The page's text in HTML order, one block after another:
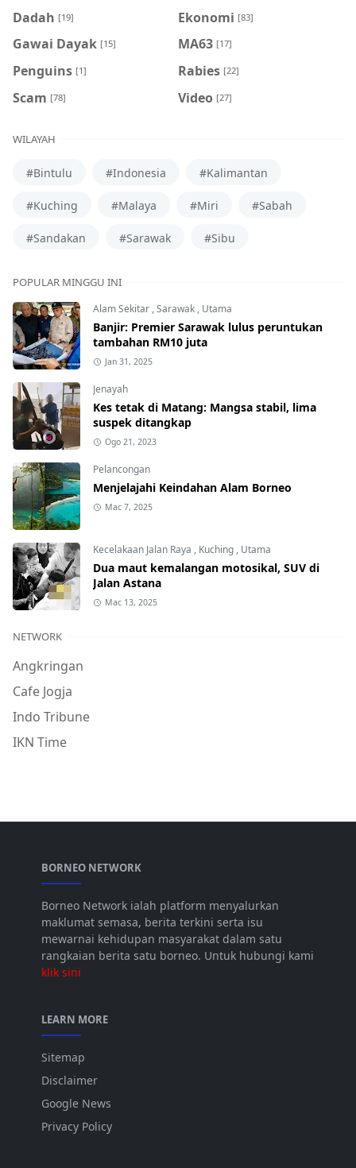
Dadah [19] Ekonomi [83]
Gawai Dayak [15] MA63 [17]
Penguins [1] Rabies [22]
Scam [78] Video [27]
WILAYAH
#Bintulu #Indonesia #Kalimantan
#Kuching #Malaya #Miri #Sabah
#Sandakan #Sarawak #Sibu
POPULAR MINGGU INI
Alam Sekitar,Sarawak, Utama
Banjir: Premier Sarawak lulus peruntukan
tambahan RM10 juta
Jan 31, 2025
Jenayah
Kes tetak di Matang: Mangsa stabil, lima
suspek ditangkap
Ogo 21, 2023
Pelancongan
Menjelajahi Keindahan Alam Borneo
Mac 7, 2025
Kecelakaan Jalan Raya , Kuching, Utama
Dua maut kemalangan motosikal, SUV di
Jalan Astana
Mac 13, 2025
NETWORK
Angkringan
Cafe Jogja
Indo Tribune
IKN Time
BORNEO NETWORK
Borneo Network ialah platform menyalurkan
maklumat semasa, berita terkini serta isu
mewarnai kehidupan masyarakat dalam satu
rangkaian berita satu borneo. Untuk hubungi kami
klik sini
LEARN MORE
Sitemap
Disclaimer
Google News
Privacy Policy